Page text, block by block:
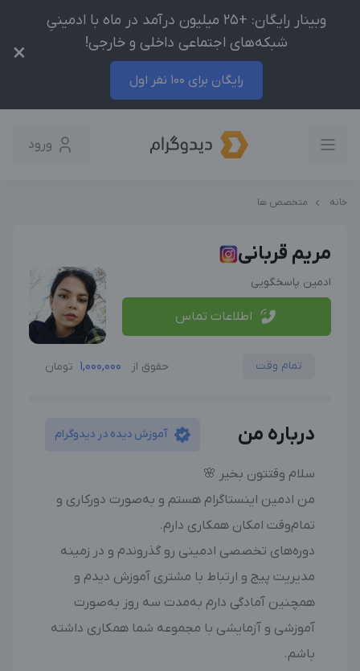
وبینار رایگان: +25 میلیون درآمد در ماه با ادمینیِ
شبکه‌های اجتماعی داخلی و خارجی!
رایگان برای 100 نفر اول
×
ورود
خانه متخصص ها
مریم قربانی
ادمین پاسخگویی
اطلاعات تماس
تمام وقت حقوق از 1,000,000 تومان
درباره من آموزش دیده در دیدوگرام
سلام وقتتون بخیر 🌸
من ادمین اینستاگرام هستم و به‌صورت دورکاری و
تمام‌وقت امکان همکاری دارم.
دوره‌های تخصصی ادمینی رو گذروندم و در زمینه
مدیریت پیج و ارتباط با مشتری آموزش دیدم و
همچنین آمادگی دارم به‌مدت سه روز به‌صورت
آموزشی و آزمایشی با مجموعه شما همکاری داشته
باشم.